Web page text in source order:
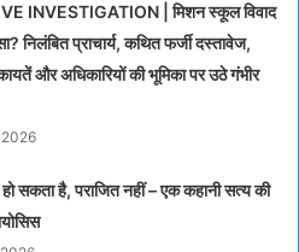
INVESTIGATION | मिशन स्कूल विवाद
निलंबित प्राचार्य, कथित फर्जी दस्तावेज,
और अधिकारियों की भूमिका पर उठे गंभीर
सकता है, पराजित नहीं – एक कहानी सत्य की